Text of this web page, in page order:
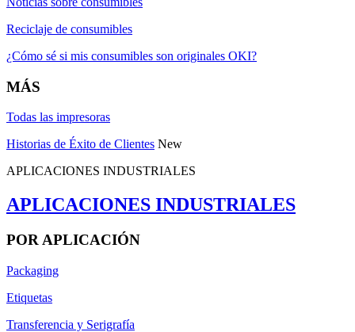
Reciclaje de consumibles
¿Cómo sé si mis consumibles son originales OKI?
MÁS
Todas las impresoras
Historias de Éxito de Clientes New
APLICACIONES INDUSTRIALES
APLICACIONES INDUSTRIALES
POR APLICACIÓN
Packaging
Etiquetas
Transferencia y Serigrafía